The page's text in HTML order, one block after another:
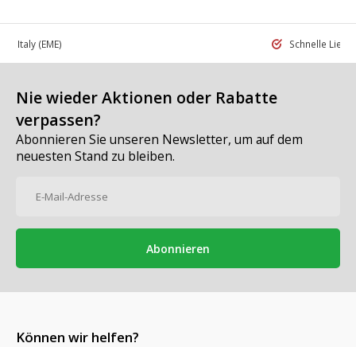
in Italy (EME) Schnelle
Nie wieder Aktionen oder Rabatte
verpassen?
Abonnieren Sie unseren Newsletter, um auf dem
neuesten Stand zu bleiben.
Abonnieren
Können wir helfen?